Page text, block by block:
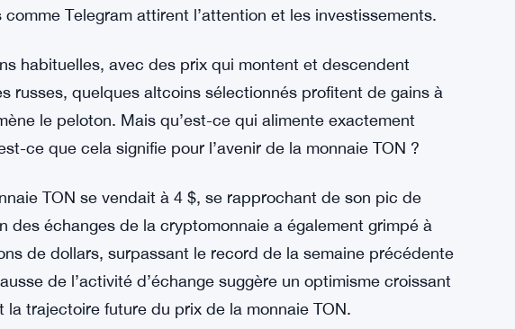
Cependant, d’autres restent prudents, soulignant la
valeur de la monnaie TON met en lumière l’évolution et la
des cryptomonnaies. À mesure que la technologie
Telegram attirent l’attention et les investissements.
habituelles, avec des prix qui montent et descendent
russes, quelques altcoins sélectionnés profitent de gains à
le peloton. Mais qu’est-ce qui alimente exactement